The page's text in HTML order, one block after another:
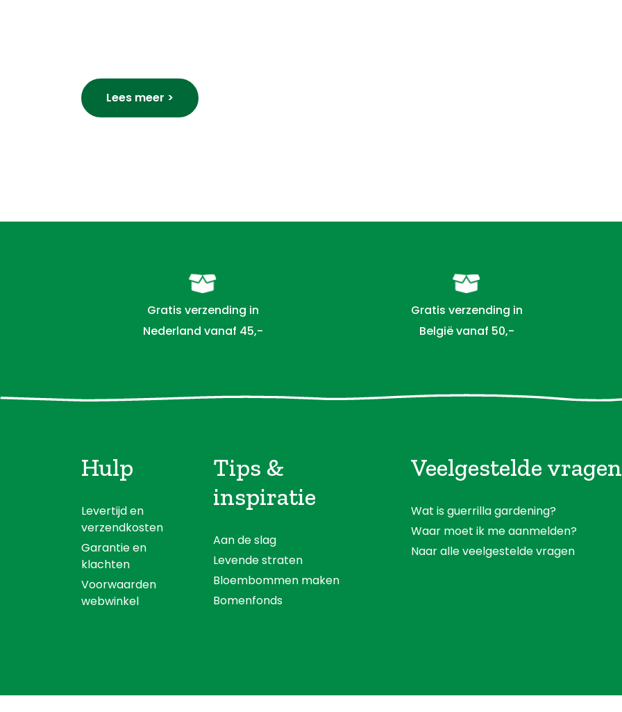
Lees meer >
Gratis verzending in
Nederland vanaf 45,-
Gratis verzending in
België vanaf 50,-
Hulp
Levertijd en
verzendkosten
Garantie en
klachten
Voorwaarden
webwinkel
Tips &
inspiratie
Aan de slag
Levende straten
Bloembommen maken
Bomenfonds
Veelgestelde vragen
Wat is guerrilla gardening?
Waar moet ik me aanmelden?
Naar alle veelgestelde vragen